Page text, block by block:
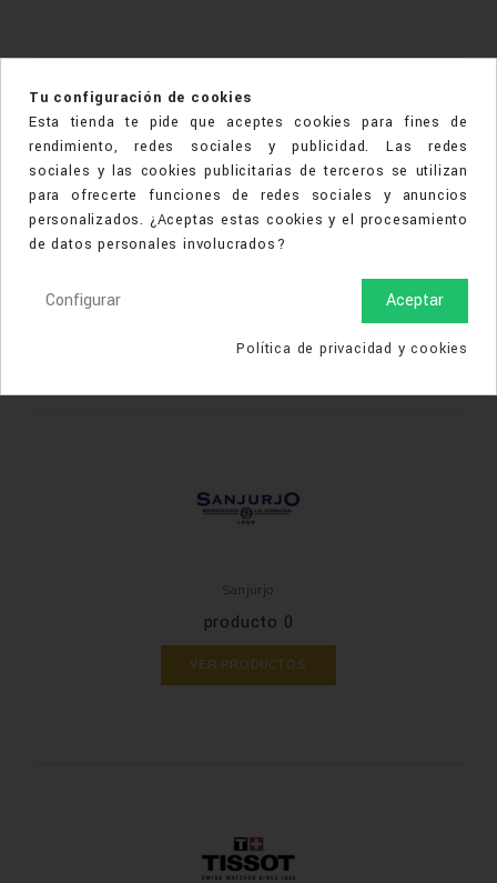
Mark Maddox
Sanjurjo
producto 0
VER PRODUCTOS
Tu configuración de cookies
Esta tienda te pide que aceptes cookies para fines de
rendimiento, redes sociales y publicidad. Las redes
sociales y las cookies publicitarias de terceros se utilizan
para ofrecerte funciones de redes sociales y anuncios
personalizados. ¿Aceptas estas cookies y el procesamiento
de datos personales involucrados?
Aceptar
Configurar
Política de privacidad y cookies